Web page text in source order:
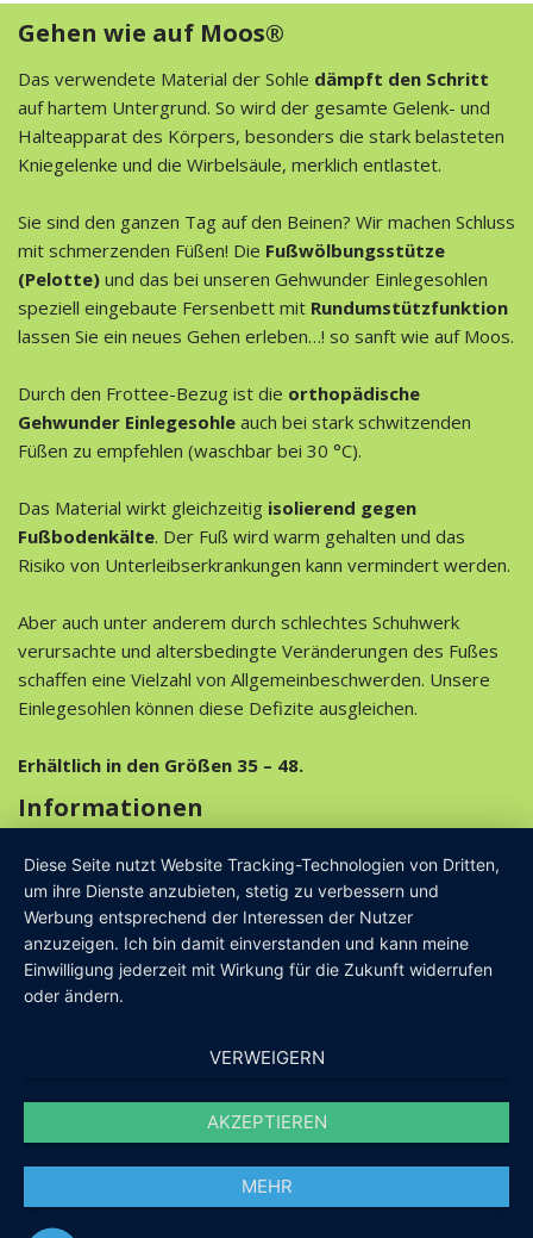
Gehen wie auf Moos®
Das verwendete Material der Sohle dämpft den Schritt
auf hartem Untergrund. So wird der gesamte Gelenk- und
Halteapparat des Körpers, besonders die stark belasteten
Kniegelenke und die Wirbelsäule, merklich entlastet.
Sie sind den ganzen Tag auf den Beinen? Wir machen Schluss
mit schmerzenden Füßen! Die Fußwölbungsstütze
(Pelotte) und das bei unseren Gehwunder Einlegesohlen
speziell eingebaute Fersenbett mit Rundumstützfunktion
lassen Sie ein neues Gehen erleben…! so sanft wie auf Moos.
Durch den Frottee-Bezug ist die orthopädische
Gehwunder Einlegesohle auch bei stark schwitzenden
Füßen zu empfehlen (waschbar bei 30 °C).
Das Material wirkt gleichzeitig isolierend gegen
Fußbodenkälte. Der Fuß wird warm gehalten und das
Risiko von Unterleibserkrankungen kann vermindert werden.
Aber auch unter anderem durch schlechtes Schuhwerk
verursachte und altersbedingte Veränderungen des Fußes
schaffen eine Vielzahl von Allgemeinbeschwerden. Unsere
Einlegesohlen können diese Defizite ausgleichen.
Erhältlich in den Größen 35 – 48.
Informationen
Kontakt
Orthopädische Einlegesohle
Wellness für die Füße
Versand
Diese Seite nutzt Website Tracking-Technologien von Dritten,
um ihre Dienste anzubieten, stetig zu verbessern und
Werbung entsprechend der Interessen der Nutzer
anzuzeigen. Ich bin damit einverstanden und kann meine
Einwilligung jederzeit mit Wirkung für die Zukunft widerrufen
oder ändern.
VERWEIGERN
AKZEPTIEREN
MEHR